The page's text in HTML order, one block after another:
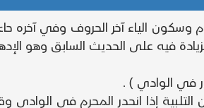
وسكون الياء آخر الحروف وفي
فيه على الحديث السابق وهو
في الوادي ) .
إذا انحدر المحرم في